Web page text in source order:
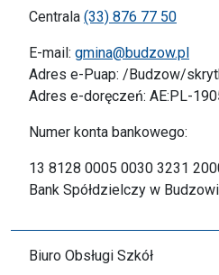
Centrala (33) 876 77 50
E-mail: gmina@budzow.pl
Adres e-Puap: /Budzow/
Adres e-doręczeń: AE:PL-
Numer konta bankowego:
13 8128 0005 0030 3231
Bank Spółdzielczy w
Biuro Obsługi Szkół